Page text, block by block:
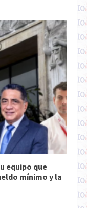
equipo que
mínimo y la